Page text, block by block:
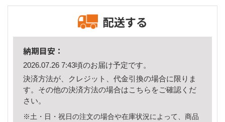
配送する
納期目安：
2026.07.26 7:43頃のお届け予定です。
決済方法が、クレジット、代金引換の場合に限りま
す。その他の決済方法の場合はこちら をご確認くだ
さい。
※土・日・祝日の注文の場合や在庫状況によって、商品